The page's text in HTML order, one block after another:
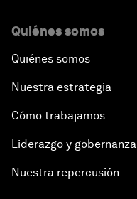
Quiénes somos
Quiénes somos
Nuestra estrategia
Cómo trabajamos
Liderazgo y gobernanza
Nuestra repercusión